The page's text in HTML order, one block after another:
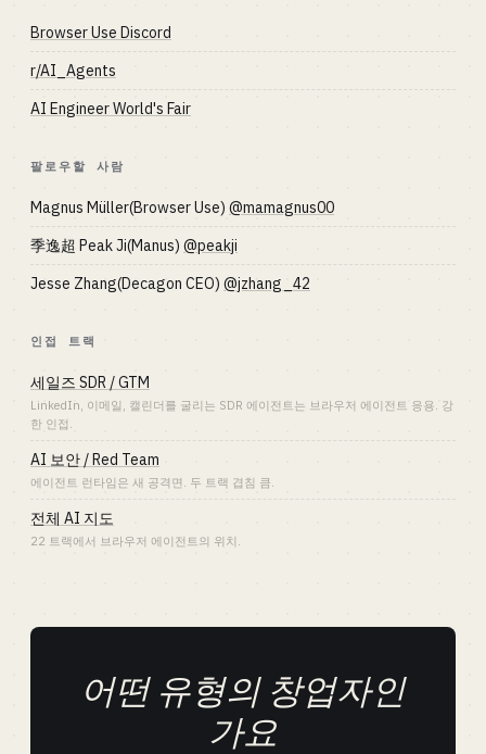
Browser Use Discord
r/AI_Agents
AI Engineer World's Fair
팔로우할 사람
Magnus Müller(Browser Use) @mamagnus00
季逸超 Peak Ji(Manus) @peakji
Jesse Zhang(Decagon CEO) @jzhang_42
인접 트랙
세일즈 SDR / GTM
LinkedIn, 이메일, 캘린더를 굴리는 SDR 에이전트는 브라우저 에이전트 응용. 강
한 인접.
AI 보안 / Red Team
에이전트 런타임은 새 공격면. 두 트랙 겹침 큼.
전체 AI 지도
22 트랙에서 브라우저 에이전트의 위치.
어떤 유형의 창업자인
가요